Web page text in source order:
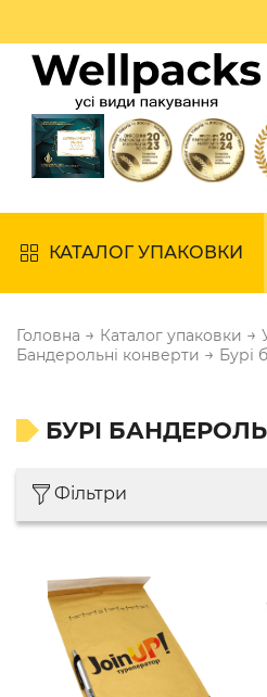
КАТАЛОГ УПАКОВКИ
Головна → Каталог упаковки →
Бандерольні конверти → Бурі
БУРІ
Фільтри